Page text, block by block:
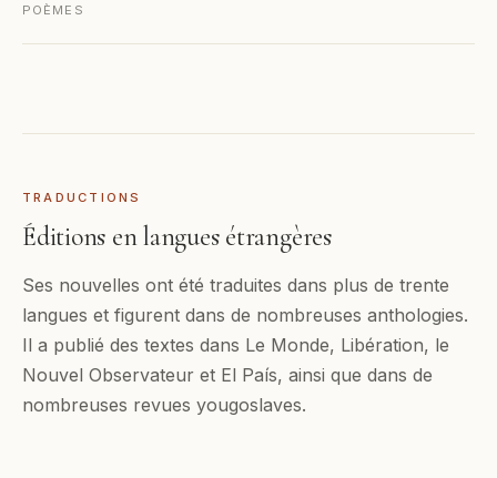
POÈMES
TRADUCTIONS
Éditions en langues étrangères
Ses nouvelles ont été traduites dans plus de trente
langues et figurent dans de nombreuses anthologies.
Il a publié des textes dans Le Monde, Libération, le
Nouvel Observateur et El País, ainsi que dans de
nombreuses revues yougoslaves.